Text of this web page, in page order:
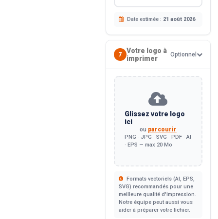
Date estimée : 21 août 2026
7
Votre logo à
imprimer
Optionnel
Glissez votre logo
ici
ou parcourir
PNG · JPG · SVG · PDF · AI
· EPS — max 20 Mo
Formats vectoriels (AI, EPS,
SVG) recommandés pour une
meilleure qualité d'impression.
Notre équipe peut aussi vous
aider à préparer votre fichier.